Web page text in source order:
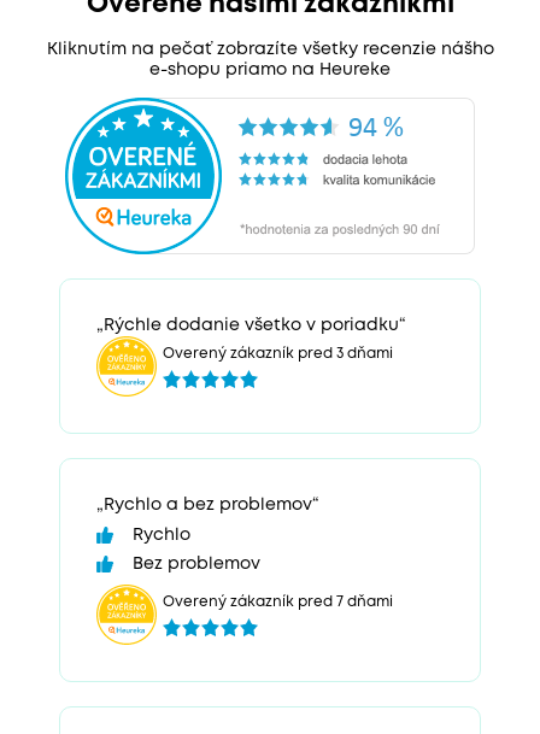
Overené našimi zákazníkmi
Kliknutím na pečať zobrazíte všetky recenzie nášho
e-shopu priamo na Heureke
„Rýchle dodanie všetko v poriadku“
Overený zákazník pred 3 dňami
„Rychlo a bez problemov“
Rychlo
Bez problemov
Overený zákazník pred 7 dňami